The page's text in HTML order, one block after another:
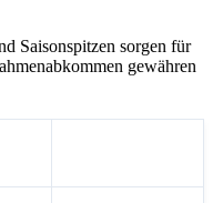
Saisonspitzen sorgen für
gewähren